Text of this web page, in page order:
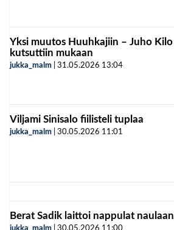
Yksi muutos Huuhkajiin – Juho Kilo
kutsuttiin mukaan
jukka_malm 31.05.2026 13:04
Viljami Sinisalo fiilisteli tuplaa
jukka_malm 30.05.2026 11:01
Berat Sadik laittoi nappulat naulaan
jukka_malm 30.05.2026 11:00